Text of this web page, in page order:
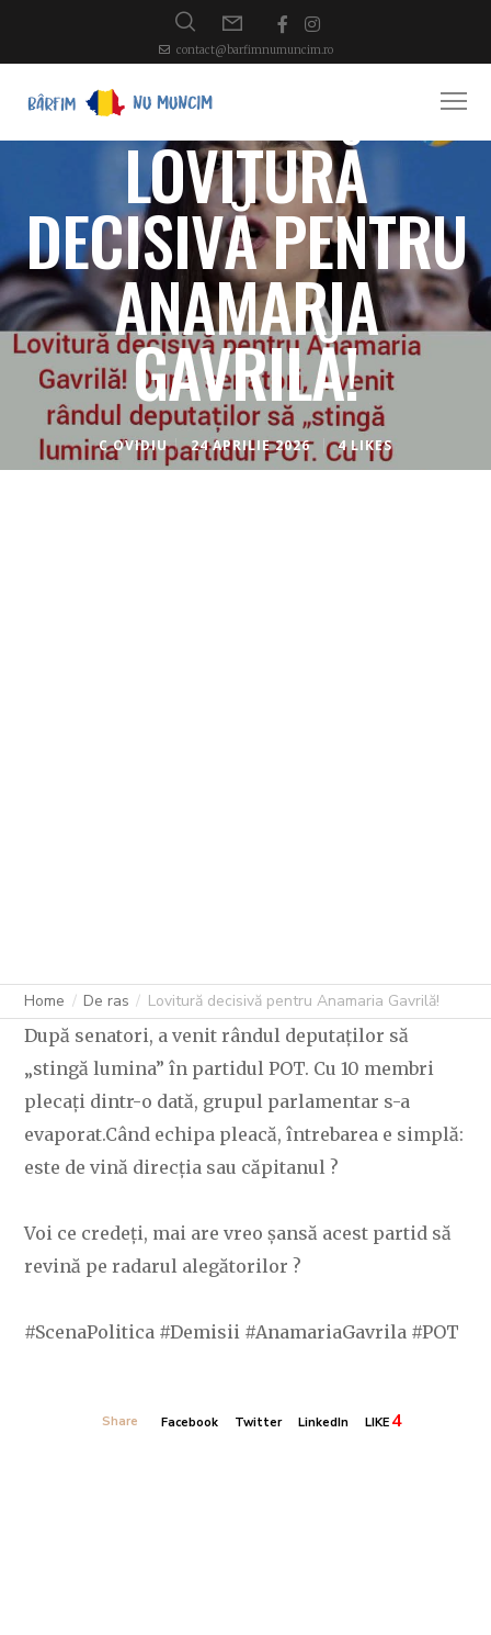
contact@barfimnumuncim.ro
LOVITURĂ
DECISIVĂ PENTRU
ANAMARIA
GAVRILĂ!
C OVIDIU 24 APRILIE 2026 4 LIKES
Home De ras Lovitură decisivă pentru Anamaria Gavrilă!
După senatori, a venit rândul deputaților să
„stingă lumina” în partidul POT. Cu 10 membri
plecați dintr-o dată, grupul parlamentar s-a
evaporat.​Când echipa pleacă, întrebarea e simplă:
este de vină direcția sau căpitanul ?
Voi ce credeți, mai are vreo șansă acest partid să
revină pe radarul alegătorilor ?
​#ScenaPolitica #Demisii #AnamariaGavrila #POT
Share Facebook Twitter LinkedIn LIKE 4